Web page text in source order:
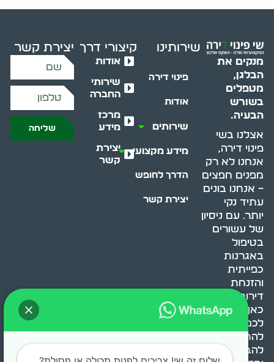
מנקים את
הבלגן,
מטפלים
בשורש
הבעיה.
אצלנו בשי
פינוי דירה,
אנחנו לא רק
מפנים חפצים
– אנחנו בונים
עתיד נקי
יותר. עם ניסיון
של עשורים
בטיפול
באגרנות
כפייתית
והזנחת
דירות, אנחנו
כאן כדי לעזור
לכם
להתמודד,
להבין ולשנות.
שירותינו
פינוי דירה
אודות
שירותים
מידע מקצועי
הדרך לחופש
יצירת קשר
קיצורי דרך
אודות
שירותי
החברה
מרכז
מידע
יצירת
קשר
יצירת קשר
שליחה